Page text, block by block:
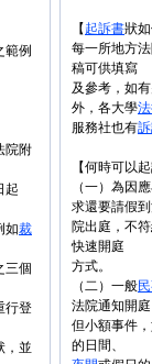
【 起訴書狀
每一所地方
稿可供填寫
及參考，如
外，各大學
服務社也有
【何時可以
（一）為因
求還要請假
院出庭，不
快速開庭
方式。
（二）一般
法院通知開
但小額事件
的日間、
範例
院附
起
如裁
三個
行登
，並